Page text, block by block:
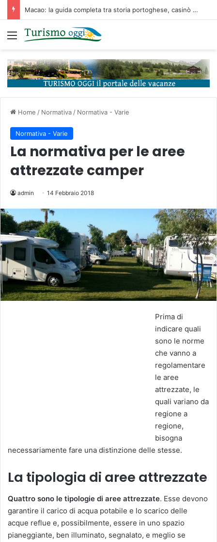
Macao: la guida completa tra storia portoghese, casinò futuristici e cucina unica d’Asia
Menu
Home / Normativa / Normativa - Varie
Normativa - Varie
La normativa per le aree
attrezzate camper
admin 14 Febbraio 2018
Prima di
indicare quali
sono le norme
che vanno a
regolamentare
le aree
attrezzate, le
quali variano da
regione a
regione,
bisogna
necessariamente fare una distinzione delle stesse.
La tipologia di aree attrezzate
Quattro sono le tipologie di aree attrezzate. Esse devono
garantire il carico di acqua potabile e lo scarico delle
acque reflue e, possibilmente, essere in uno spazio
pianeggiante, ben illuminato, segnalato, e meglio se